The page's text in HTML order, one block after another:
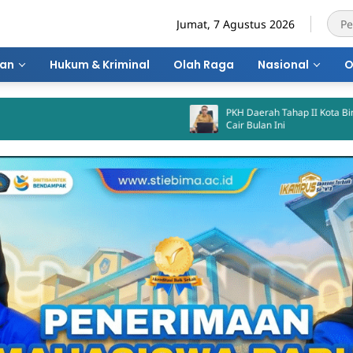
Jumat, 7 Agustus 2026
Hukum & Kriminal Olah Raga Nasional
PKH Daerah Tahap II Kota Bima
Cair Bulan Ini